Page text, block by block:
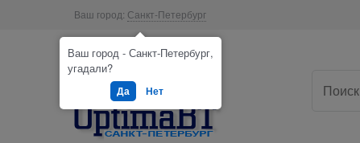
Ваш город: Санкт-Петербург
Ваш город - Санкт-Петербург,
угадали?
Да Нет